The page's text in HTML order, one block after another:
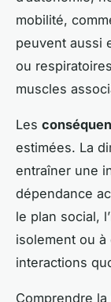
mobilité,
peuvent aussi
ou
muscles
Les
estimées. La
entraîner une
dépendance
le plan social,
isolement ou
interactions
Comprendre